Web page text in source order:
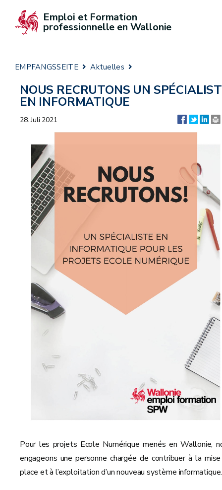
Emploi et Formation
professionnelle en Wallonie
EMPFANGSSEITE Aktuelles
NOUS RECRUTONS UN
EN INFORMATIQUE
28. Juli 2021
Pour les projets Ecole Numérique menés en Wallonie,
engageons une personne chargée de contribuer à la
place et à l’exploitation d’un nouveau système informatique.